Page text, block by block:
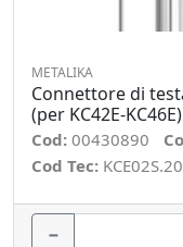
METALIKA
Connettore di
(per KC42E-
Cod: 00430890
Cod Tec:
−